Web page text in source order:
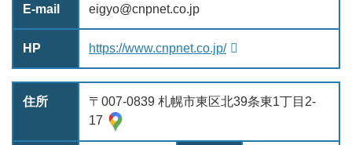
E-mail eigyo@cnpnet.co.jp
HP https://www.cnpnet.co.jp/
住所
〒007-0839 札幌市東区北39条東1丁目2-
17